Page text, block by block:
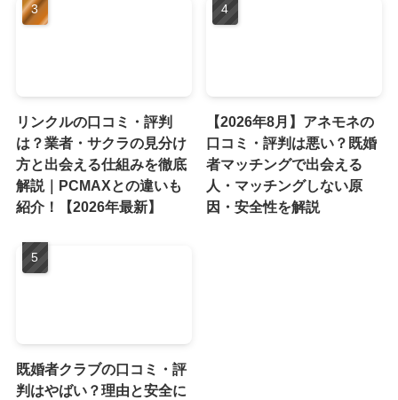
リンクルの口コミ・評判
は？業者・サクラの見分け
方と出会える仕組みを徹底
解説｜PCMAXとの違いも
紹介！【2026年最新】
【2026年8月】アネモネの
口コミ・評判は悪い？既婚
者マッチングで出会える
人・マッチングしない原
因・安全性を解説
既婚者クラブの口コミ・評
判はやばい？理由と安全に